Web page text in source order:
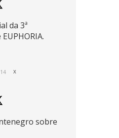
da 3ª
X
sobre